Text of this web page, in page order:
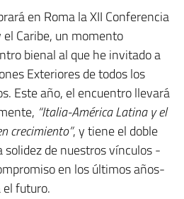
en Roma la XII Conferencia
Caribe, un momento
bienal al que he invitado a
Exteriores de todos los
Este año, el encuentro llevará
“Italia-América Latina y el
crecimiento”, y tiene el doble
de nuestros vínculos -
en los últimos años-
futuro.